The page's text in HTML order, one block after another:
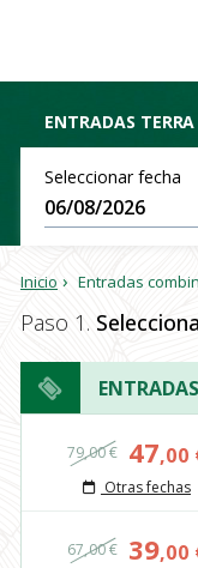
ENTRADAS
Seleccionar fecha
Inicio Entradas
Paso 1.
79,00 € 47,00
Otras fechas
67,00 € 39,00